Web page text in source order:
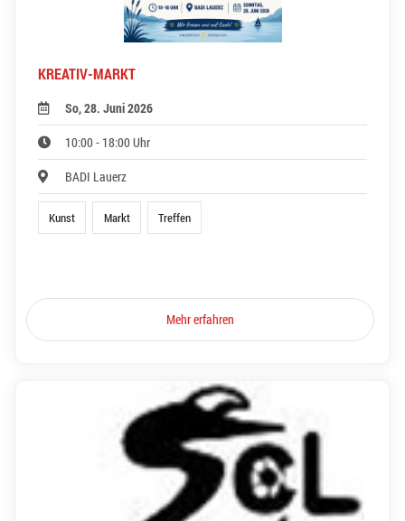
KREATIV-MARKT
So, 28. Juni 2026
10:00 - 18:00 Uhr
BADI Lauerz
Kunst Markt Treffen
Mehr erfahren